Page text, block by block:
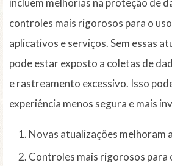
incluem melhorias na proteção de
controles mais rigorosos para o
aplicativos e serviços. Sem essas
pode estar exposto a coletas de
e rastreamento excessivo. Isso
experiência menos segura e mais
Novas atualizações melhoram
Controles mais rigorosos para